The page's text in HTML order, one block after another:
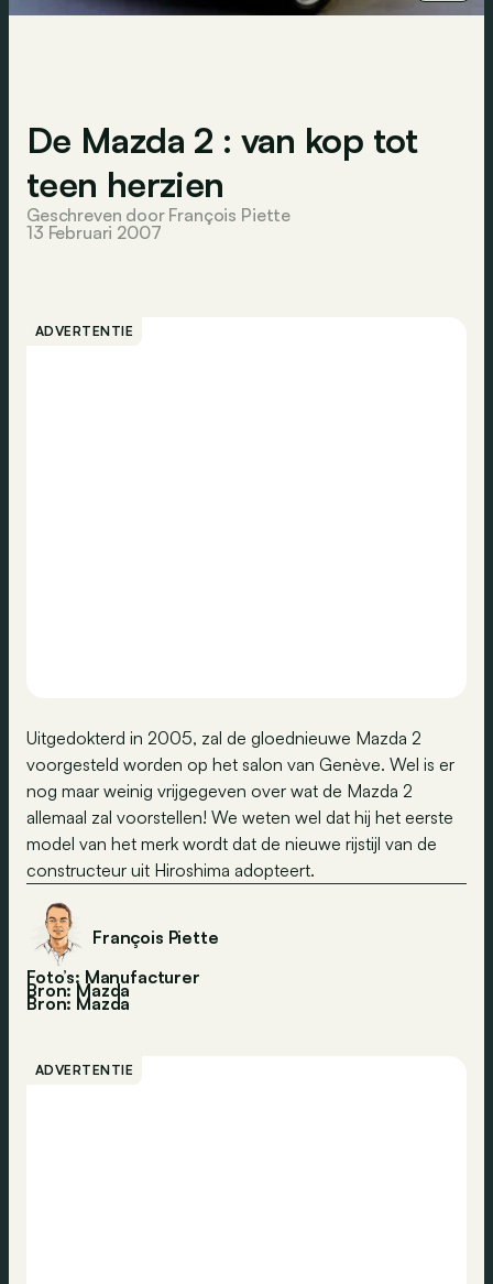
De Mazda 2 : van kop tot
teen herzien
Geschreven door François Piette
13 Februari 2007
ADVERTENTIE
Uitgedokterd in 2005, zal de gloednieuwe Mazda 2
voorgesteld worden op het salon van Genève. Wel is er
nog maar weinig vrijgegeven over wat de Mazda 2
allemaal zal voorstellen! We weten wel dat hij het eerste
model van het merk wordt dat de nieuwe rijstijl van de
constructeur uit Hiroshima adopteert.
François Piette
Foto’s: Manufacturer
Bron: Mazda
Bron: Mazda
ADVERTENTIE